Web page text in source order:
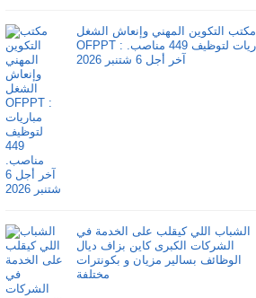
مكتب التكوين المهني وإنعاش الشغل
OFPPT : مباريات لتوظيف 449 مناصب.
آخر أجل 6 شتنبر 2026
الشباب اللي كيقلب على الخدمة في
الشركات الكبرى كاين بزاف ديال
الوظائف بسالير مزيان و بكونترات
مختلفة